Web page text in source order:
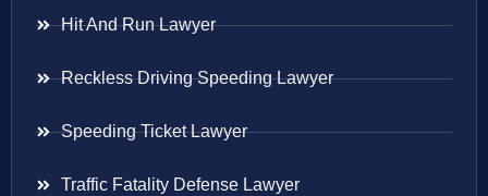
Hit And Run Lawyer
Reckless Driving Speeding Lawyer
Speeding Ticket Lawyer
Traffic Fatality Defense Lawyer